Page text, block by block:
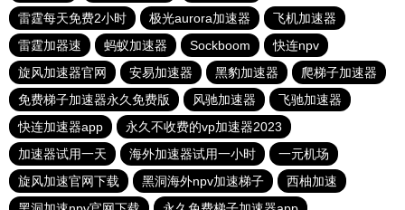
雷霆每天免费2小时
极光aurora加速器
飞机加速器
雷霆加器速
蚂蚁加速器 Sockboom
快连npv
旋风加速器官网
安易加速器 黑豹加速器
爬梯子加速器
免费梯子加速器永久免费版
风驰加速器
飞驰加速器
快连加速器app
永久不收费的vp加速器2023
加速器试用一天
海外加速器试用一小时
一元机场
旋风加速官网下载
黑洞海外npv加速梯子
西柚加速